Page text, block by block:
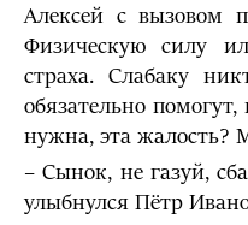
Алексей с вызовом
Физическую силу
страха. Слабаку
обязательно
нужна, эта жалость?
– Сынок, не газуй,
улыбнулся Пётр